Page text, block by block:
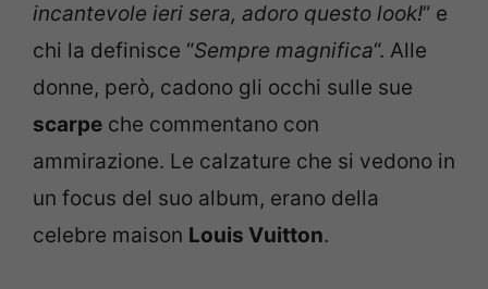
incantevole ieri sera, adoro questo look!” e
chi la definisce “Sempre magnifica“. Alle
donne, però, cadono gli occhi sulle sue
scarpe che commentano con
ammirazione. Le calzature che si vedono in
un focus del suo album, erano della
celebre maison Louis Vuitton.